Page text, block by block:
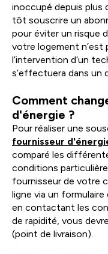
inoccupé depuis plus
tôt souscrire un
pour éviter un risque
votre logement n’est
l’intervention d’un
s’effectuera dans un
Comment
d'énergie ?
Pour réaliser une
fournisseur
comparé les
conditions
fournisseur de votre
ligne via un
en contactant les
de rapidité, vous
(point de livraison).